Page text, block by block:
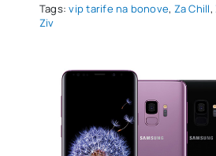
Tags:vip tarife na bonove, Za Chill,
Ziv